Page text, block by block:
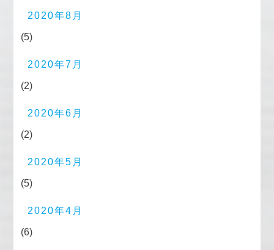
2020年8月
(5)
2020年7月
(2)
2020年6月
(2)
2020年5月
(5)
2020年4月
(6)